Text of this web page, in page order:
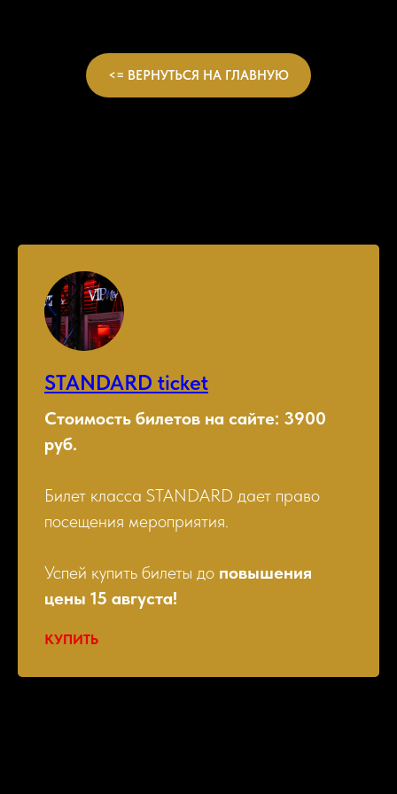
<= ВЕРНУТЬСЯ НА ГЛАВНУЮ
STANDARD ticket
Стоимость билетов на сайте: 3900
руб.
Билет класса STANDARD дает право
посещения мероприятия.
Успей купить билеты до повышения
цены 15 августа!
КУПИТЬ